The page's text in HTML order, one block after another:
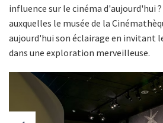
influence sur le cinéma d'aujourd'hui
auxquelles le musée de la
aujourd'hui son éclairage en invitant
dans une exploration merveilleuse.